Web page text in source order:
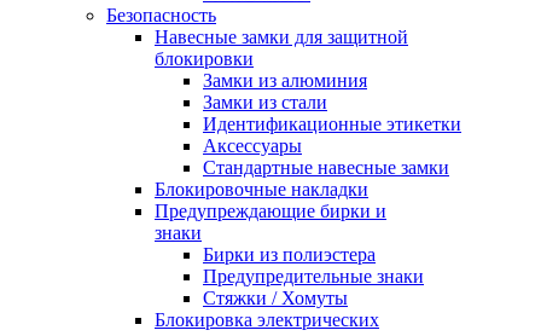
Безопасность
Навесные замки для защитной
блокировки
Замки из алюминия
Замки из стали
Идентификационные этикетки
Аксессуары
Стандартные навесные замки
Блокировочные накладки
Предупреждающие бирки и
знаки
Бирки из полиэстера
Предупредительные знаки
Стяжки / Хомуты
Блокировка электрических